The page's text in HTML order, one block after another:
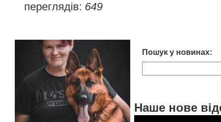
переглядів: 649
Пошук у новинах:
Наше нове